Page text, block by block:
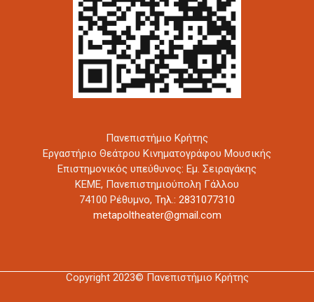
Πανεπιστήμιο Κρήτης
Εργαστήριο Θεάτρου Κινηματογράφου Μουσικής
Επιστημονικός υπεύθυνος: Εμ. Σειραγάκης
ΚΕΜΕ, Πανεπιστημιούπολη Γάλλου
74100 Ρέθυμνο, Τηλ.: 2831077310
metapoltheater@gmail.com
Copyright 2023© Πανεπιστήμιο Κρήτης